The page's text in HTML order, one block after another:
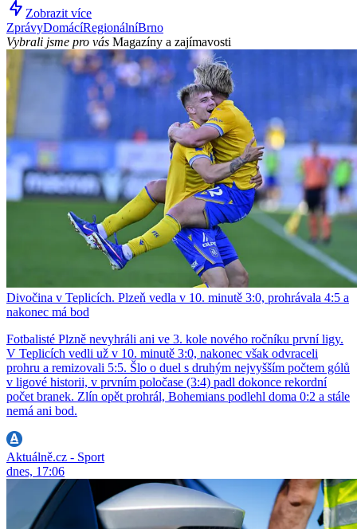
Zobrazit více
ZprávyDomácíRegionálníBrno
Vybrali jsme pro vás Magazíny a zajímavosti
Divočina v Teplicích. Plzeň vedla v 10. minutě 3:0, prohrávala 4:5 a
nakonec má bod
Fotbalisté Plzně nevyhráli ani ve 3. kole nového ročníku první ligy.
V Teplicích vedli už v 10. minutě 3:0, nakonec však odvraceli
prohru a remizovali 5:5. Šlo o duel s druhým nejvyšším počtem gólů
v ligové historii, v prvním poločase (3:4) padl dokonce rekordní
počet branek. Zlín opět prohrál, Bohemians podlehl doma 0:2 a stále
nemá ani bod.
Aktuálně.cz - Sport
dnes, 17:06